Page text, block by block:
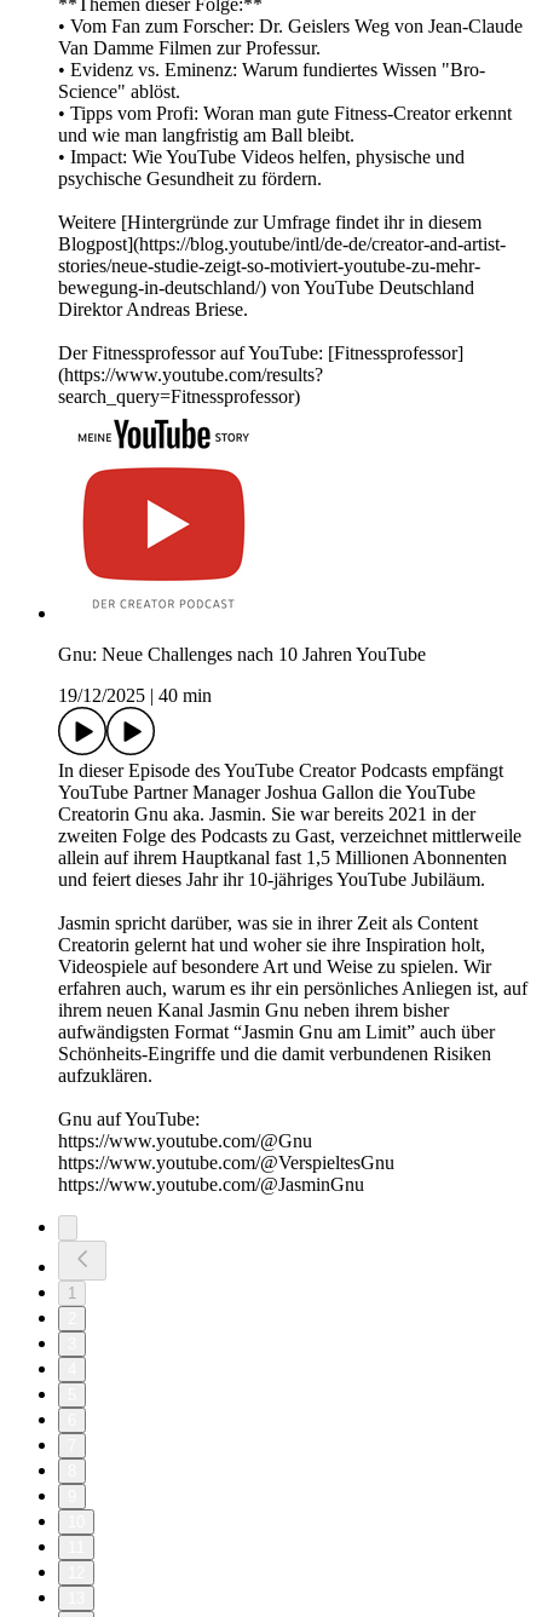
• Vom Fan zum Forscher: Dr. Geislers Weg von Jean-Claude
Van Damme Filmen zur Professur.
• Evidenz vs. Eminenz: Warum fundiertes Wissen "Bro-
Science" ablöst.
• Tipps vom Profi: Woran man gute Fitness-Creator erkennt
und wie man langfristig am Ball bleibt.
• Impact: Wie YouTube Videos helfen, physische und
psychische Gesundheit zu fördern.
Weitere [Hintergründe zur Umfrage findet ihr in diesem
Blogpost](https://blog.youtube/intl/de-de/creator-and-artist-
stories/neue-studie-zeigt-so-motiviert-youtube-zu-mehr-
bewegung-in-deutschland/) von YouTube Deutschland
Direktor Andreas Briese.
Der Fitnessprofessor auf YouTube: [Fitnessprofessor]
(https://www.youtube.com/results?
search_query=Fitnessprofessor)
Gnu: Neue Challenges nach 10 Jahren YouTube
19/12/2025 | 40 min
In dieser Episode des YouTube Creator Podcasts empfängt
YouTube Partner Manager Joshua Gallon die YouTube
Creatorin Gnu aka. Jasmin. Sie war bereits 2021 in der
zweiten Folge des Podcasts zu Gast, verzeichnet mittlerweile
allein auf ihrem Hauptkanal fast 1,5 Millionen Abonnenten
und feiert dieses Jahr ihr 10-jähriges YouTube Jubiläum.
Jasmin spricht darüber, was sie in ihrer Zeit als Content
Creatorin gelernt hat und woher sie ihre Inspiration holt,
Videospiele auf besondere Art und Weise zu spielen. Wir
erfahren auch, warum es ihr ein persönliches Anliegen ist, auf
ihrem neuen Kanal Jasmin Gnu neben ihrem bisher
aufwändigsten Format “Jasmin Gnu am Limit” auch über
Schönheits-Eingriffe und die damit verbundenen Risiken
aufzuklären.
Gnu auf YouTube:
https://www.youtube.com/@Gnu
https://www.youtube.com/@VerspieltesGnu
https://www.youtube.com/@JasminGnu
1